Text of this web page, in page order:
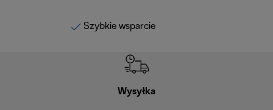
Szybkie wsparcie
Wysyłka